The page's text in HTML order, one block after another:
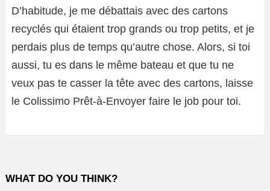
D’habitude, je me débattais avec des cartons
recyclés qui étaient trop grands ou trop petits, et je
perdais plus de temps qu’autre chose. Alors, si toi
aussi, tu es dans le même bateau et que tu ne
veux pas te casser la tête avec des cartons, laisse
le Colissimo Prêt-à-Envoyer faire le job pour toi.
WHAT DO YOU THINK?